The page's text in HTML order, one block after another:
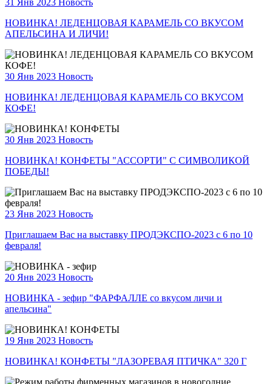
31 Янв 2023 Новость
НОВИНКА! ЛЕДЕНЦОВАЯ КАРАМЕЛЬ СО ВКУСОМ
АПЕЛЬСИНА И ЛИЧИ!
30 Янв 2023 Новость
НОВИНКА! ЛЕДЕНЦОВАЯ КАРАМЕЛЬ СО ВКУСОМ
КОФЕ!
30 Янв 2023 Новость
НОВИНКА! КОНФЕТЫ "АССОРТИ" С СИМВОЛИКОЙ
ПОБЕДЫ!
23 Янв 2023 Новость
Приглашаем Вас на выставку ПРОДЭКСПО-2023 с 6 по 10
февраля!
20 Янв 2023 Новость
НОВИНКА - зефир "ФАРФАЛЛЕ со вкусом личи и
апельсина"
19 Янв 2023 Новость
НОВИНКА! КОНФЕТЫ "ЛАЗОРЕВАЯ ПТИЧКА" 320 Г